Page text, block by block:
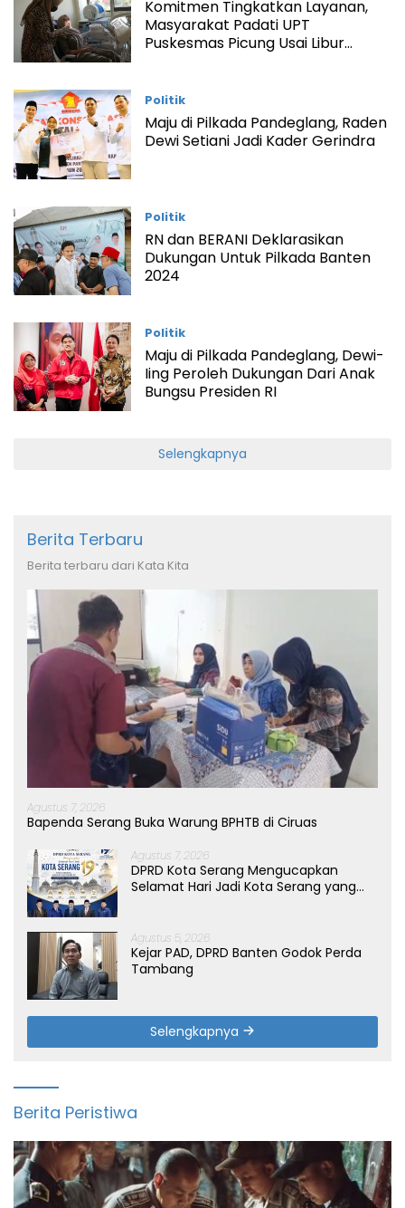
Komitmen Tingkatkan Layanan,
Masyarakat Padati UPT
Puskesmas Picung Usai Libur
Politik
Maju di Pilkada Pandeglang, Raden
Dewi Setiani Jadi Kader Gerindra
Politik
RN dan BERANI Deklarasikan
Dukungan Untuk Pilkada Banten
2024
Politik
Maju di Pilkada Pandeglang, Dewi-
Iing Peroleh Dukungan Dari Anak
Bungsu Presiden RI
Selengkapnya
Berita Terbaru
Berita terbaru dari Kata Kita
Agustus 7, 2026
Bapenda Serang Buka Warung BPHTB di Ciruas
Agustus 7, 2026
DPRD Kota Serang Mengucapkan
Selamat Hari Jadi Kota Serang yang
Agustus 5, 2026
Kejar PAD, DPRD Banten Godok Perda
Tambang
Selengkapnya
Berita Peristiwa